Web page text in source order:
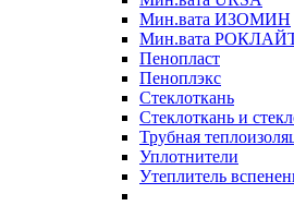
Мин.вата ИЗОМИН
Мин.вата
Пенопласт
Пеноплэкс
Стеклоткань
Стеклоткань и
Трубная
Уплотнители
Утеплитель